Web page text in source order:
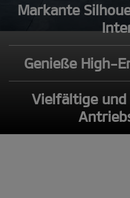
Markante
Genieße High-
Vielfältige